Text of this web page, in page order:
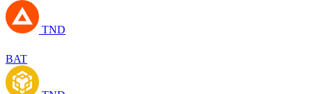
TND
BAT